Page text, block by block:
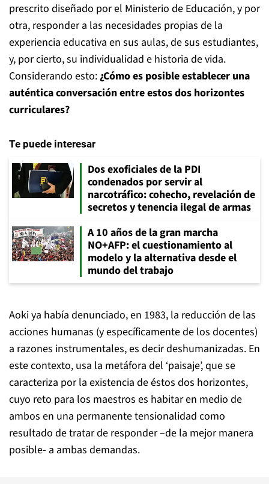
prescrito diseñado por el Ministerio de Educación, y por
otra, responder a las necesidades propias de la
experiencia educativa en sus aulas, de sus estudiantes,
y, por cierto, su individualidad e historia de vida.
Considerando esto:¿Cómo es posible establecer una
auténtica conversación entre estos dos horizontes
curriculares?
Te puede interesar
Dos exoficiales de la PDI
condenados por servir al
narcotráfico: cohecho, revelación de
secretos y tenencia ilegal de armas
A 10 años de la gran marcha
NO+AFP: el cuestionamiento al
modelo y la alternativa desde el
mundo del trabajo
Aoki ya había denunciado, en 1983, la reducción de las
acciones humanas (y específicamente de los docentes)
a razones instrumentales, es decir deshumanizadas. En
este contexto, usa la metáfora del ‘paisaje’, que se
caracteriza por la existencia de éstos dos horizontes,
cuyo reto para los maestros es habitar en medio de
ambos en una permanente tensionalidad como
resultado de tratar de responder –de la mejor manera
posible- a ambas demandas.